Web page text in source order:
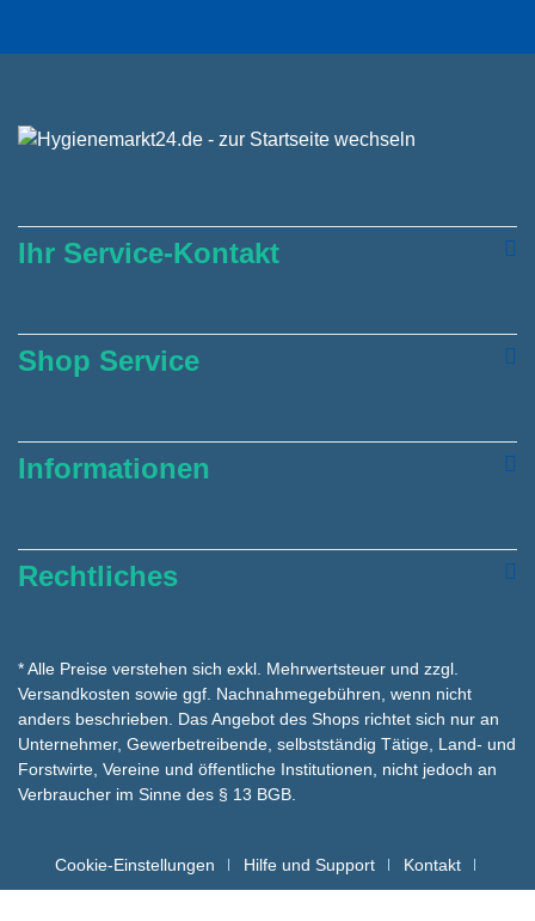
Ihr Service-Kontakt
Shop Service
Informationen
Rechtliches
* Alle Preise verstehen sich exkl. Mehrwertsteuer und zzgl.
Versandkosten sowie ggf. Nachnahmegebühren, wenn nicht
anders beschrieben. Das Angebot des Shops richtet sich nur an
Unternehmer, Gewerbetreibende, selbstständig Tätige, Land- und
Forstwirte, Vereine und öffentliche Institutionen, nicht jedoch an
Verbraucher im Sinne des § 13 BGB.
Cookie-Einstellungen Hilfe und Support Kontakt